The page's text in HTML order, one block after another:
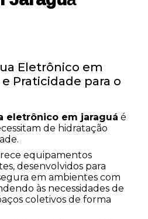
Eletrônico em
Praticidade para o
eletrônico em jaraguá é
de hidratação
equipamentos
desenvolvidos para
em ambientes com
às necessidades de
coletivos de forma